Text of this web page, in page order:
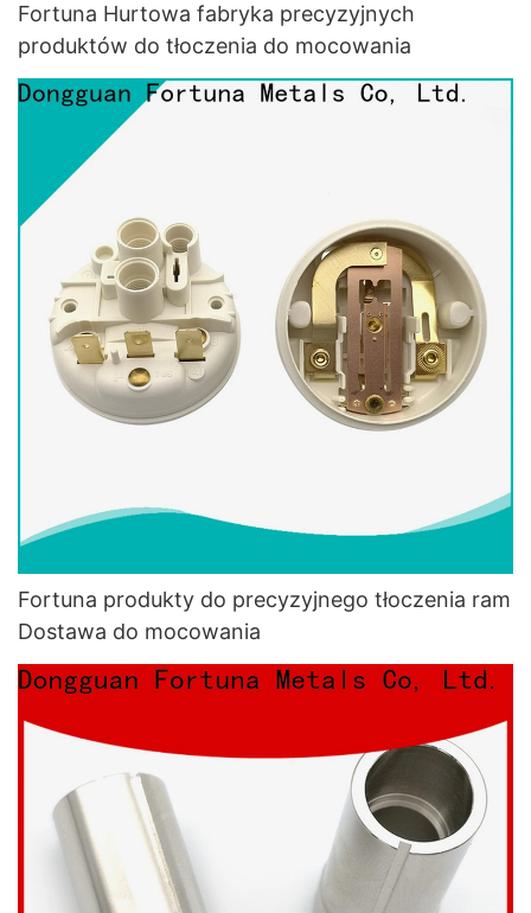
Fortuna Hurtowa fabryka precyzyjnych
produktów do tłoczenia do mocowania
Fortuna produkty do precyzyjnego tłoczenia ram
Dostawa do mocowania